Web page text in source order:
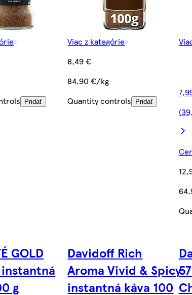
Pridať
Viac z kategórie
8,49 €
84,90 €/kg
Quantity controls Pridať
GOLD
g
Davidoff Rich
Aroma Vivid & Spicy
instantná káva 100